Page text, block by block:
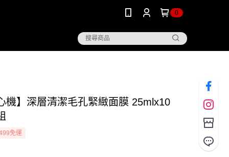
0
機】深層清潔毛孔緊緻面膜 25mlx10
免運